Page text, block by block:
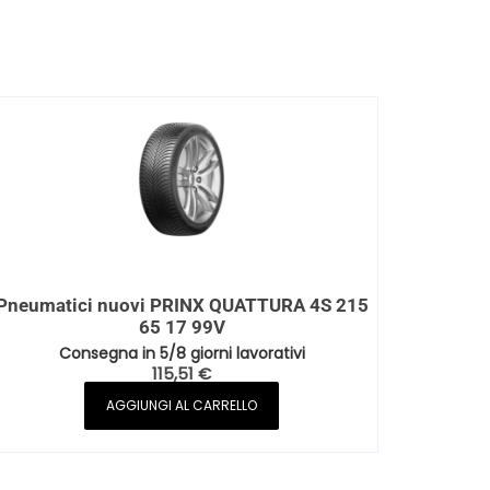
nuovi PRINX QUATTURA 4S 215
65 17 99V
Consegna in 5/8 giorni lavorativi
115,51 €
AGGIUNGI AL CARRELLO